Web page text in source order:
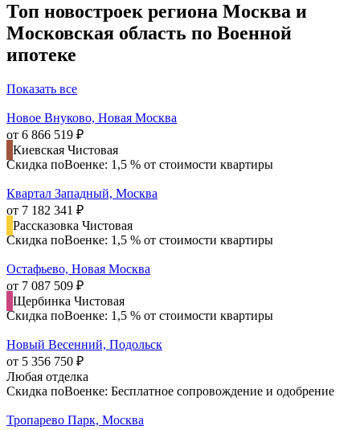
Топ новостроек региона Москва и
Московская область по Военной
ипотеке
Показать все
Новое Внуково, Новая Москва
от 6 866 519 ₽
Киевская Чистовая
Скидка поВоенке: 1,5 % от стоимости квартиры
Квартал Западный, Москва
от 7 182 341 ₽
Рассказовка Чистовая
Скидка поВоенке: 1,5 % от стоимости квартиры
Остафьево, Новая Москва
от 7 087 509 ₽
Щербинка Чистовая
Скидка поВоенке: 1,5 % от стоимости квартиры
Новый Весенний, Подольск
от 5 356 750 ₽
Любая отделка
Скидка поВоенке: Бесплатное сопровождение и одобрение
Тропарево Парк, Москва